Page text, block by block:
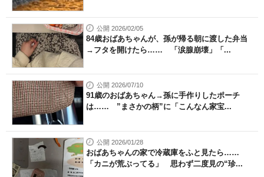
公開 2026/02/05
84歳おばあちゃんが、孫が帰る朝に渡した弁当
→フタを開けたら…… 「涙腺崩壊」「...
公開 2026/07/10
91歳のおばあちゃん→孫に手作りしたポーチ
は…… ”まさかの柄”に「こんなん家宝...
公開 2026/01/28
おばあちゃんの家で冷蔵庫をふと見たら……
「カニが荒ぶってる」 思わず二度見の“珍...